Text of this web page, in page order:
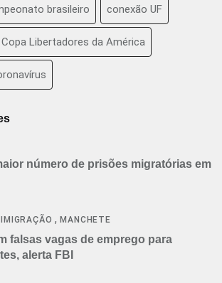
brasileiro conexão UF
Copa Libertadores da América
número de prisões migratórias em
IMIGRAÇÃO ,MANCHETE
falsas vagas de emprego para
alerta FBI